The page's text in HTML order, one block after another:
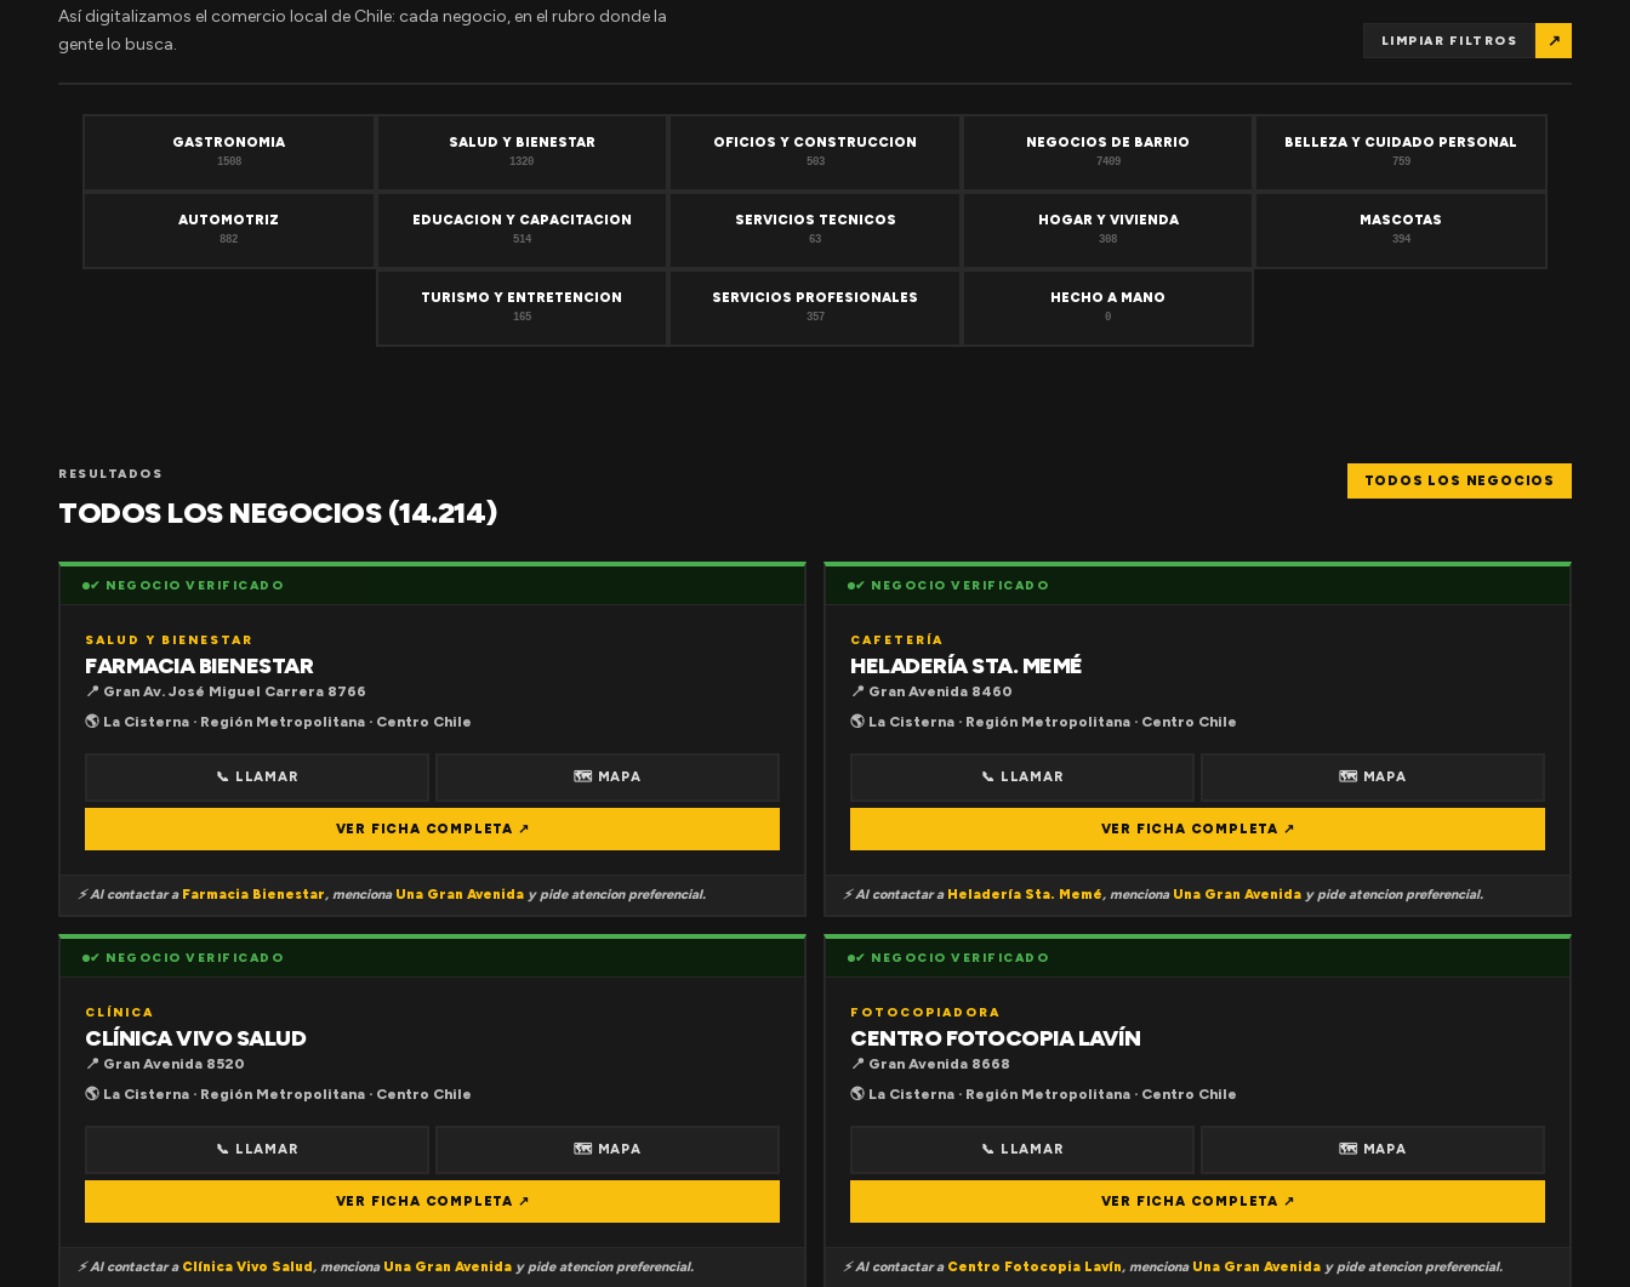
Así digitalizamos el comercio local de Chile: cada negocio, en el rubro donde la
gente lo busca.
LIMPIAR FILTROS ↗
GASTRONOMIA
1508
SALUD Y BIENESTAR
1320
OFICIOS Y CONSTRUCCION
503
NEGOCIOS DE BARRIO
7409
BELLEZA Y CUIDADO PERSONAL
759
AUTOMOTRIZ
882
EDUCACION Y CAPACITACION
514
SERVICIOS TECNICOS
63
HOGAR Y VIVIENDA
308
MASCOTAS
394
TURISMO Y ENTRETENCION
165
SERVICIOS PROFESIONALES
357
HECHO A MANO
0
RESULTADOS
TODOS LOS NEGOCIOS (14.214)
TODOS LOS NEGOCIOS
✔ NEGOCIO VERIFICADO
SALUD Y BIENESTAR
FARMACIA BIENESTAR
📍 Gran Av. José Miguel Carrera 8766
🌎 La Cisterna · Región Metropolitana · Centro Chile
📞 LLAMAR 🗺 MAPA
VER FICHA COMPLETA ↗
⚡ Al contactar a Farmacia Bienestar, menciona Una Gran Avenida y pide atencion preferencial.
✔ NEGOCIO VERIFICADO
CAFETERÍA
HELADERÍA STA. MEMÉ
📍 Gran Avenida 8460
🌎 La Cisterna · Región Metropolitana · Centro Chile
📞 LLAMAR 🗺 MAPA
VER FICHA COMPLETA ↗
⚡ Al contactar a Heladería Sta. Memé, menciona Una Gran Avenida y pide atencion preferencial.
✔ NEGOCIO VERIFICADO
CLÍNICA
CLÍNICA VIVO SALUD
📍 Gran Avenida 8520
🌎 La Cisterna · Región Metropolitana · Centro Chile
📞 LLAMAR 🗺 MAPA
VER FICHA COMPLETA ↗
⚡ Al contactar a Clínica Vivo Salud, menciona Una Gran Avenida y pide atencion preferencial.
✔ NEGOCIO VERIFICADO
FOTOCOPIADORA
CENTRO FOTOCOPIA LAVÍN
📍 Gran Avenida 8668
🌎 La Cisterna · Región Metropolitana · Centro Chile
📞 LLAMAR 🗺 MAPA
VER FICHA COMPLETA ↗
⚡ Al contactar a Centro Fotocopia Lavín, menciona Una Gran Avenida y pide atencion preferencial.